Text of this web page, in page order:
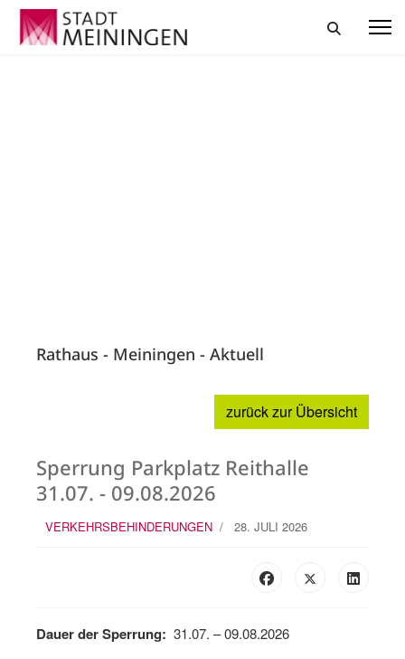
Rathaus - Meiningen - Aktuell
zurück zur Übersicht
Sperrung Parkplatz Reithalle
31.07. - 09.08.2026
VERKEHRSBEHINDERUNGEN 28. JULI 2026
Dauer der Sperrung: 31.07. – 09.08.2026